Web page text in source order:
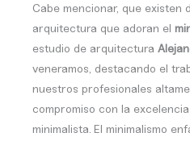
Cabe mencionar, que existen
arquitectura que adoran el
estudio de arquitectura
veneramos, destacando el
nuestros profesionales
compromiso con la
minimalista. El minimalismo